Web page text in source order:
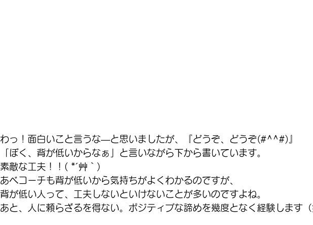
わっ！面白いこと言うな―と思いましたが、『どうぞ、どうぞ(#^^#)』
「ぼく、背が低いからなぁ」と言いながら下から書いています。
素敵な工夫！！( *´艸｀)
あべコーチも背が低いから気持ちがよくわかるのですが、
背が低い人って、工夫しないといけないことが多いのですよね。
あと、人に頼らざるを得ない。ポジティブな諦めを幾度となく経験します